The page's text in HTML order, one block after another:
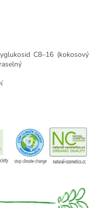
C8–16 (kokosový